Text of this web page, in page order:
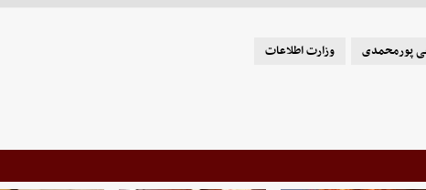
پورمحمدی وزارت اطلاعات